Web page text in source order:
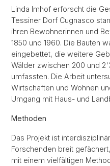
Linda Imhof erforscht die
Tessiner Dorf Cugnasco
ihren Bewohnerinnen und
1850 und 1960. Die Bauten
eingebettet, die weitere
Wälder zwischen 200 und
umfassten. Die Arbeit
Wirtschaften und Wohnen
Umgang mit Haus- und
Methoden
Das Projekt ist
Forschenden breit
mit einem vielfältigen